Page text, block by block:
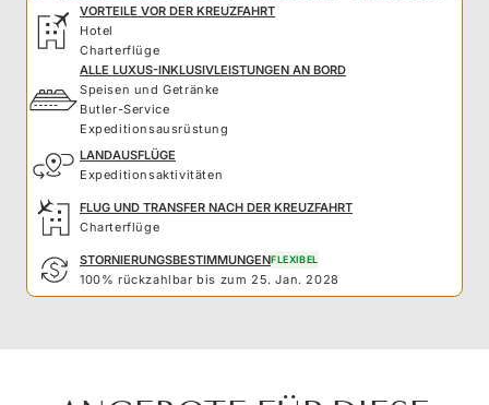
VORTEILE VOR DER KREUZFAHRT
Hotel
Charterflüge
ALLE LUXUS-INKLUSIVLEISTUNGEN AN BORD
Speisen und Getränke
Butler-Service
Expeditionsausrüstung
LANDAUSFLÜGE
Expeditionsaktivitäten
FLUG UND TRANSFER NACH DER KREUZFAHRT
Charterflüge
STORNIERUNGSBESTIMMUNGENFLEXIBEL
100% rückzahlbar bis zum 25. Jan. 2028